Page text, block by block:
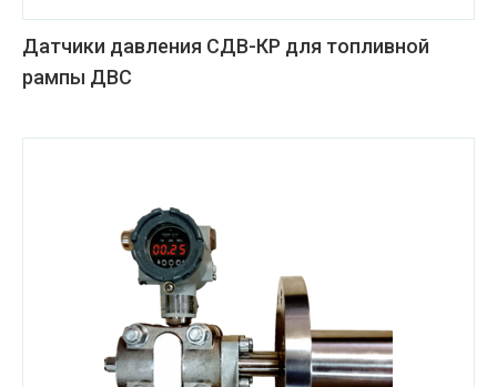
Датчики давления СДВ-КР для топливной
рампы ДВС